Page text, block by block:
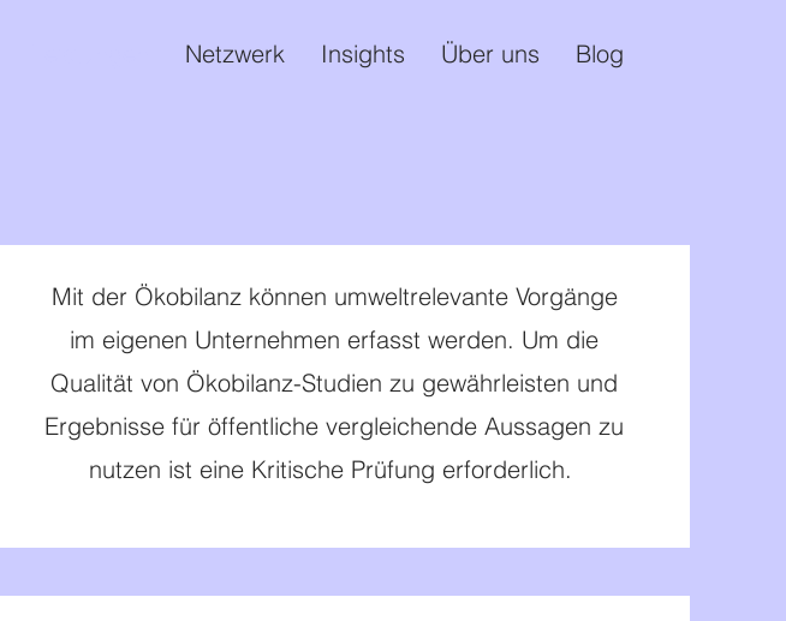
Netzwerk Insights Über uns Blog
Mit der Ökobilanz können umweltrelevante Vorgänge
im eigenen Unternehmen erfasst werden. Um die
Qualität von Ökobilanz-Studien zu gewährleisten und
Ergebnisse für öffentliche vergleichende Aussagen zu
nutzen ist eine Kritische Prüfung erforderlich.